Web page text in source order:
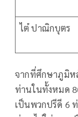
ไต๋ ปาณิกบุตร
จากที่ศึกษาภูมิห
ท่านในทั้งหมด
เป็นพวกปรีดี 6